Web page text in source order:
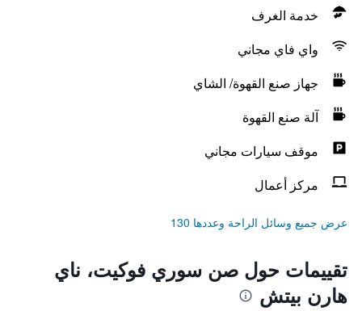
خدمة الغرف
واي فاي مجاني
جهاز صنع القهوة/ الشاي
آلة صنع القهوة
موقف سيارات مجاني
مركز أعمال
عرض جميع وسائل الراحة وعددها 130
تقييمات حول صن سوري فوكيت، ناي
هارن بيتش